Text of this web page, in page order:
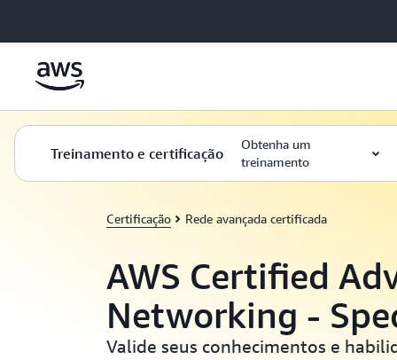
Treinamento e certificação
Obtenha um
treinamento
Certificação Rede avançada certificada
AWS Certified
Networking -
Valide seus conhecimentos e